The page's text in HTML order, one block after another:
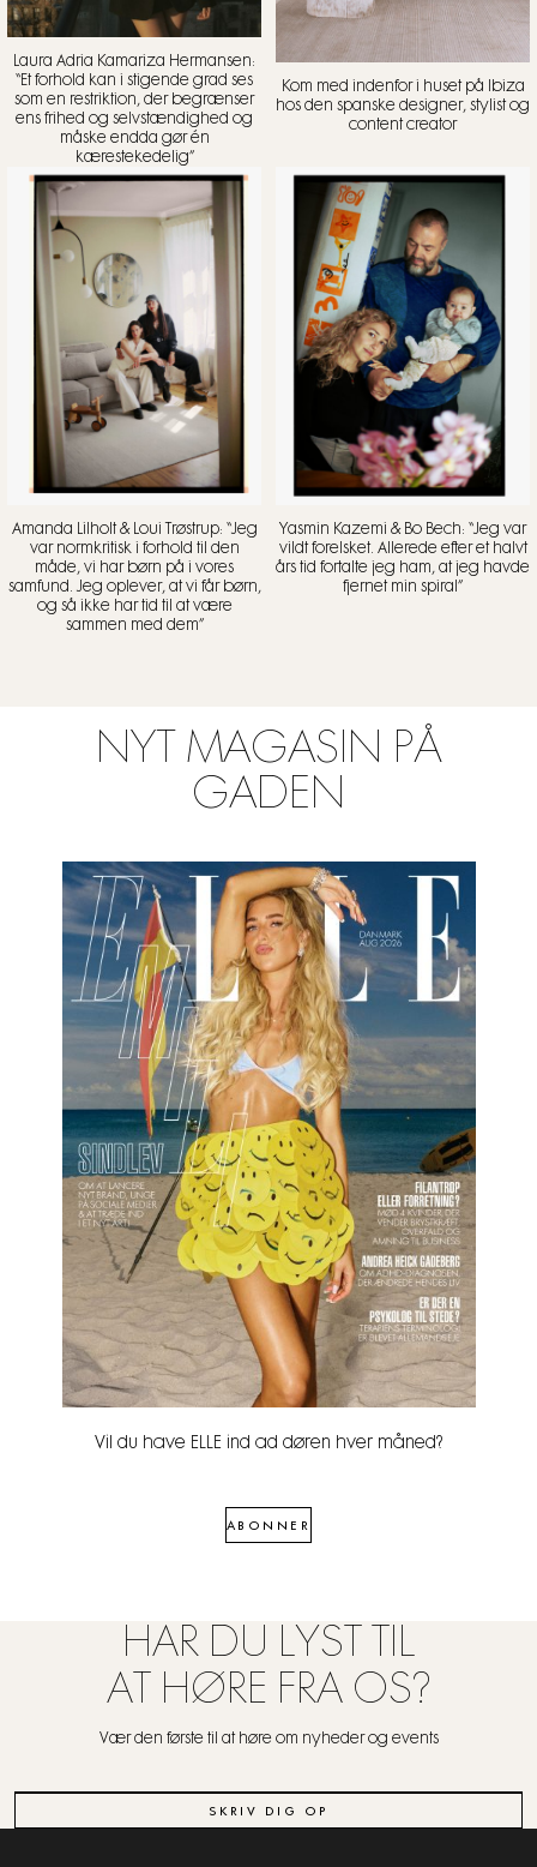
Laura Adria Kamariza Hermansen:
“Et forhold kan i stigende grad ses
som en restriktion, der begrænser
ens frihed og selvstændighed og
måske endda gør én
kærestekedelig”
Kom med indenfor i huset på Ibiza
hos den spanske designer, stylist og
content creator
Amanda Lilholt & Loui Trøstrup: “Jeg
var normkritisk i forhold til den
måde, vi har børn på i vores
samfund. Jeg oplever, at vi får børn,
og så ikke har tid til at være
sammen med dem”
Yasmin Kazemi & Bo Bech: “Jeg var
vildt forelsket. Allerede efter et halvt
års tid fortalte jeg ham, at jeg havde
fjernet min spiral”
NYT MAGASIN PÅ
GADEN
Vil du have ELLE ind ad døren hver måned?
ABONNER
HAR DU LYST TIL
AT HØRE FRA OS?
Vær den første til at høre om nyheder og events
SKRIV DIG OP